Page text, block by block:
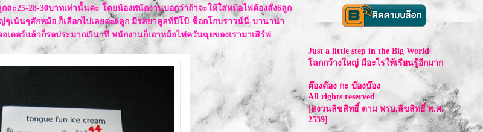
ละ25-28-30บาทเท่านั้นค่ะ โดยน้องพนักงานบอกว่าถ้าจะให้ใส่หม้อไฟต้องสั่ง6ลูก
เน้นๆสักหม้อ ก็เลือกไปเลยค่ะ6ลูก มีรสยาคูลท์ปีโป้-ช็อกโกบราวน์นี่-บานาน่า
ดอร์แล้วก็รอประมาณ5นาที พนักงานก็เอาหม้อไฟควันฉุยของเรามาเสิร์ฟ
Just a little step in the Big World
ลกกว้างใหญ่ มีอะไรให้เรียนรู้อีกมาก
ต๊องต๊อง กะ บ๊องบ๊อง
All rights reserved
[สงวนลิขสิทธิ์ ตาม พรบ.ลิขสิทธิ์ พ.ศ.
2539]